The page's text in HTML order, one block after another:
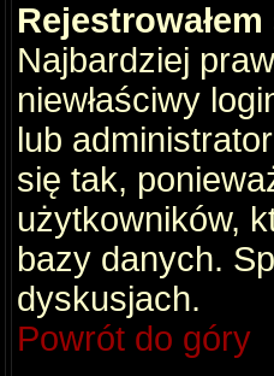
Najbardziej
niewłaściwy
lub
się tak,
użytkowników,
bazy danych.
dyskusjach.
Powrót do góry